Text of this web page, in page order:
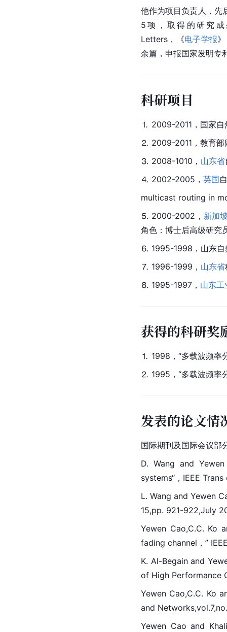
他作为项目负责人，先
5项，取得的研究成
Letters，《电子学报
余篇，申报国家发明专
科研项目
⒈ 2009-2011，国家自
⒉ 2009-2011，教育部
⒊ 2008-1010， 山东省
⒋ 2002-2005， 英国
multicast routing in
⒌ 2000-2002， 新加
角色：博士后高级研究
⒍ 1995-1998，山东自
⒎ 1996-1999， 山东省
⒏ 1995-1997， 山东工
获得的科研奖
⒈ 1998，“多载波频率
⒉ 1995，“多载波频率
发表的论文情
国际期刊及国际会议部
D. Wang and
systems“，IEEE
L. Wang and Yewen
15,pp. 921-922,July
Yewen Cao,C.C. Ko
fading channel，”
K. Al-Begain and
of High Performance
Yewen Cao,C.C. Ko
and
Yewen Cao and